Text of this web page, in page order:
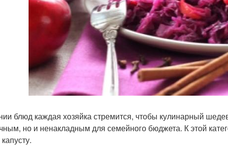
блюд каждая хозяйка стремится, чтобы кулинарный
но и ненакладным для семейного бюджета. К этой